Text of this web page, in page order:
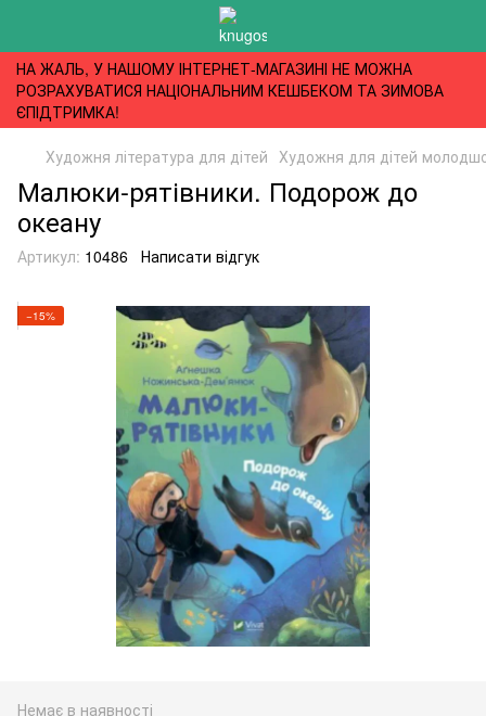
НА ЖАЛЬ, У НАШОМУ ІНТЕРНЕТ-МАГАЗИНІ НЕ МОЖНА
РОЗРАХУВАТИСЯ НАЦІОНАЛЬНИМ КЕШБЕКОМ ТА ЗИМОВА
ЄПІДТРИМКА!
Художня література для дітей Художня для дітей
Малюки-рятівники. Подорож до
океану
Артикул: 10486 Написати відгук
−15%
Немає в наявності